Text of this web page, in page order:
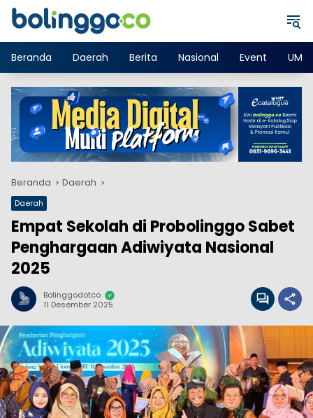
Langsung
Beranda
Daerah Berita Nasional Event
Beranda Daerah
Daerah
Empat Sekolah di Probolinggo Sabet
Penghargaan Adiwiyata Nasional
2025
Bolinggodotco
11 Desember 2025